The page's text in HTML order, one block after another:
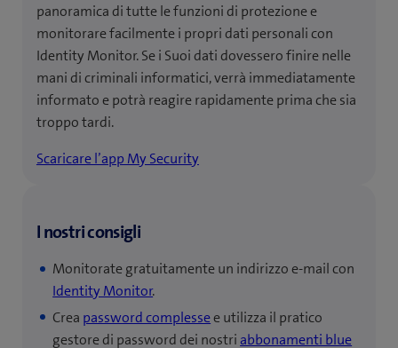
panoramica di tutte le funzioni di protezione e
monitorare facilmente i propri dati personali con
Identity Monitor. Se i Suoi dati dovessero finire nelle
mani di criminali informatici, verrà immediatamente
informato e potrà reagire rapidamente prima che sia
troppo tardi.
Scaricare l’app My Security
I nostri consigli
Monitorate gratuitamente un indirizzo e-mail con
Identity Monitor.
Crea password complessee utilizza il pratico
gestore di password dei nostri abbonamenti blue